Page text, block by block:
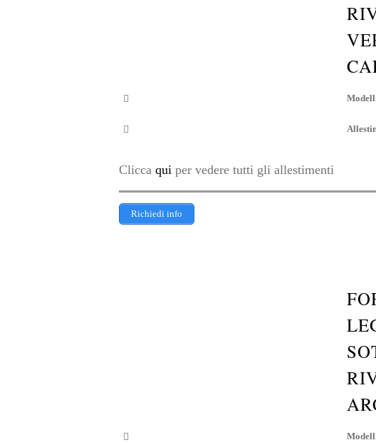
Clicca qui per vedere tutti gli allestimenti
Richiedi info